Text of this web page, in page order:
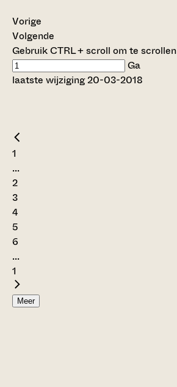
Vorige
Volgende
Gebruik CTRL + scroll om te scrollen
Ga
laatste wijziging 20-03-2018
1
...
2
3
4
5
6
...
1
Meer